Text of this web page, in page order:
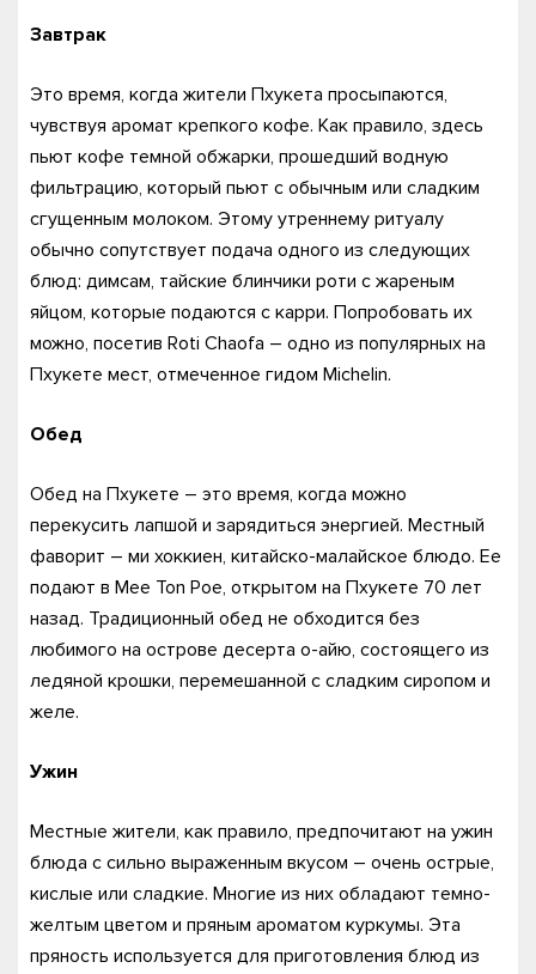
Завтрак
Это время, когда жители Пхукета просыпаются,
чувствуя аромат крепкого кофе. Как правило, здесь
пьют кофе темной обжарки, прошедший водную
фильтрацию, который пьют с обычным или сладким
сгущенным молоком. Этому утреннему ритуалу
обычно сопутствует подача одного из следующих
блюд: димсам, тайские блинчики роти с жареным
яйцом, которые подаются с карри. Попробовать их
можно, посетив Roti Chaofa – одно из популярных на
Пхукете мест, отмеченное гидом Michelin.
Обед
Обед на Пхукете – это время, когда можно
перекусить лапшой и зарядиться энергией. Местный
фаворит – ми хоккиен, китайско-малайское блюдо. Ее
подают в Mee Ton Poe, открытом на Пхукете 70 лет
назад. Традиционный обед не обходится без
любимого на острове десерта о-айю, состоящего из
ледяной крошки, перемешанной с сладким сиропом и
желе.
Ужин
Местные жители, как правило, предпочитают на ужин
блюда с сильно выраженным вкусом – очень острые,
кислые или сладкие. Многие из них обладают темно-
желтым цветом и пряным ароматом куркумы. Эта
пряность используется для приготовления блюд из